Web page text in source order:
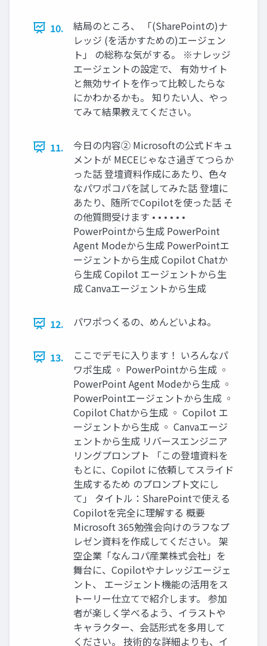
10.
結局のところ、 「(SharePointの)ナ
レッジ (を活かすための)エージェン
ト」 の総称な気がする。 ※ナレッジ
エージェントの設定で、 有効サイト
と無効サイトを作って比較したらな
にかわかるかも。 知りたい人、やっ
てみて結果教えてください。
11.
今日の内容② Microsoftの公式ドキュ
メントが MECEじゃなさ過ぎてつらか
った話 登壇資料作成にあたり、色々
なパワポコパを試してみた話 登壇に
あたり、随所でCopilotを使った話 そ
の他質問受けます • • • • • •
PowerPointから生成 PowerPoint
Agent Modeから生成 PowerPointエ
ージェントから生成 Copilot Chatか
ら生成 Copilot エージェントから生
成 Canvaエージェントから生成
12. パワポつくるの、めんどいよね。
13.
ここでデモに入ります！ いろんなパ
ワポ生成 ◦ PowerPointから生成 ◦
PowerPoint Agent Modeから生成 ◦
PowerPointエージェントから生成 ◦
Copilot Chatから生成 ◦ Copilot エ
ージェントから生成 ◦ Canvaエージ
ェントから生成 リバースエンジニア
リングプロンプト 「この登壇資料を
もとに、Copilot に依頼してスライド
生成するため のプロンプト文にし
て」 タイトル：SharePointで使える
Copilotを完全に理解する 概要
Microsoft 365勉強会向けのラフなプ
レゼン資料を作成してください。 架
空企業「なんコパ産業株式会社」を
舞台に、Copilotやナレッジエージェ
ント、 エージェント機能の活用をス
トーリー仕立てで紹介します。 参加
者が楽しく学べるよう、イラストや
キャラクター、会話形式を多用して
ください。 技術的な詳細よりも、イ